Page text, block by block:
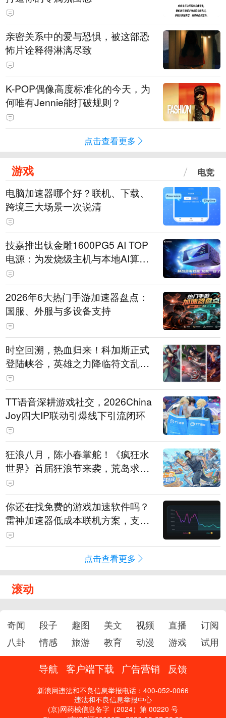
亲密关系中的爱与恐惧，被这部恐
怖片诠释得淋漓尽致
K-POP偶像高度标准化的今天，为
何唯有Jennie能打破规则？
点击查看更多
游戏 电竞
电脑加速器哪个好？联机、下载、
跨境三大场景一次说清
技嘉推出钛金雕1600PG5 AI TOP
电源：为发烧级主机与本地AI算力
打造旗舰供电方案
2026年6大热门手游加速器盘点：
国服、外服与多设备支持
时空回溯，热血归来！科加斯正式
登陆峡谷，英雄之力降临符文乱
斗！
TT语音深耕游戏社交，2026China
Joy四大IP联动引爆线下引流闭环
狂浪八月，陈小春掌舵！《疯狂水
世界》首届狂浪节来袭，荒岛求生
直播即将开启
你还在找免费的游戏加速软件吗？
雷神加速器低成本联机方案，支持
免费试用
点击查看更多
滚动
奇闻 段子 趣图 美文 视频 直播
订阅
八卦
情感 旅游 教育 动漫 游戏 试用
导航 客户端下载 广告营销 反馈
新浪网违法和不良信息举报电话：400-052-0066
违法和不良信息举报中心
(京)网药械信息备字（2024）第 00220 号